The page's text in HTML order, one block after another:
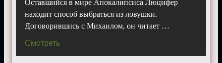
Оставшийся в мире Апокалипсиса Люцифер
находит способ выбраться из ловушки.
Договорившись с Михаилом, он читает …
Смотреть